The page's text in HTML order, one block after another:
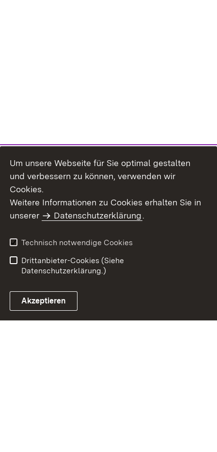
Benutzungshinweise
Erklärung zur
Um unsere Webseite für Sie optimal gestalten
und verbessern zu können, verwenden wir
Cookies.
Weitere Informationen zu Cookies erhalten Sie in
unserer
Datenschutzerklärung.
Technisch notwendige Cookies
Drittanbieter-Cookies (Siehe
Datenschutzerklärung.)
Akzeptieren